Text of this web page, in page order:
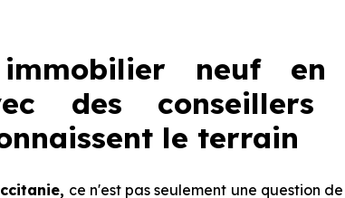
neuf en
des
le terrain
ce n'est pas seulement une question